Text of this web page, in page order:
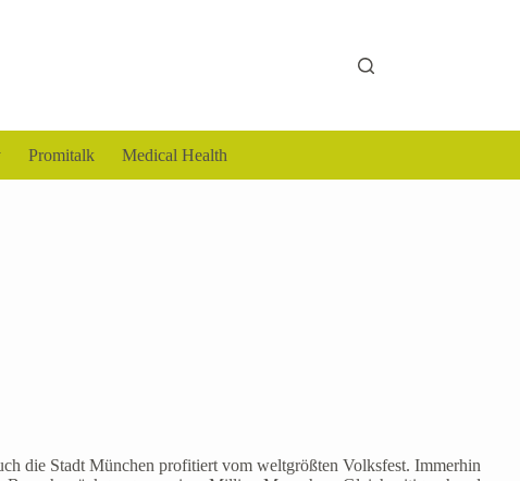
Promitalk Medical Health
die Stadt München profitiert vom weltgrößten Volksfest. Immerhin